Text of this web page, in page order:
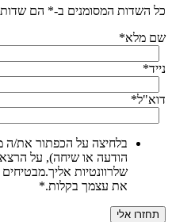
כל השדות המסומנים ב-* הם
שם מלא*
נייד*
דוא"ל*
בלחיצה על הכפתור את/ה
הודעה או שיחה), על
שלרוונטיות
את עצמך בקלות.*